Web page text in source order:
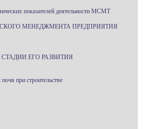
показателей деятельности МСМТ
МЕНЕДЖМЕНТА ПРЕДПРИЯТИЯ
ЕГО РАЗВИТИЯ
при строительстве